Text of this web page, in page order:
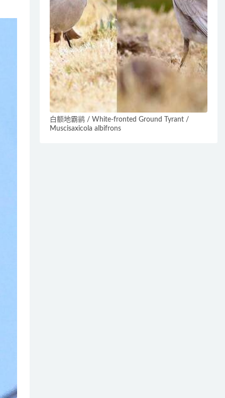
白额地霸鹟 / White-fronted Ground Tyrant /
Muscisaxicola albifrons